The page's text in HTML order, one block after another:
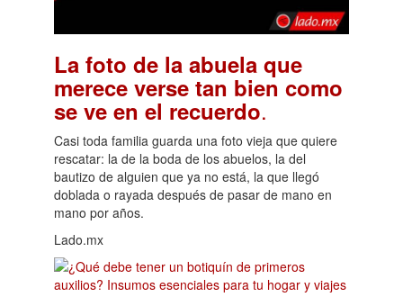
La foto de la abuela que
merece verse tan bien como
se ve en el recuerdo.
Casi toda familia guarda una foto vieja que quiere
rescatar: la de la boda de los abuelos, la del
bautizo de alguien que ya no está, la que llegó
doblada o rayada después de pasar de mano en
mano por años.
Lado.mx